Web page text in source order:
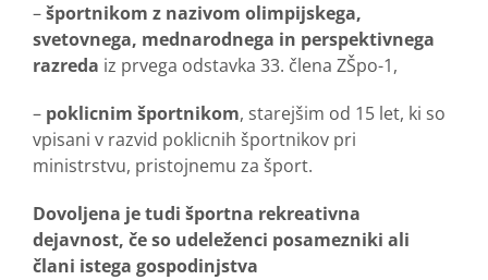
–športnikom z nazivom olimpijskega,
svetovnega, mednarodnega in perspektivnega
razreda iz prvega odstavka 33. člena ZŠpo-1,
– poklicnim športnikom, starejšim od 15 let, ki so
vpisani v razvid poklicnih športnikov pri
ministrstvu, pristojnemu za šport.
Dovoljena je tudi športna rekreativna
dejavnost, če so udeleženci posamezniki ali
člani istega gospodinjstva